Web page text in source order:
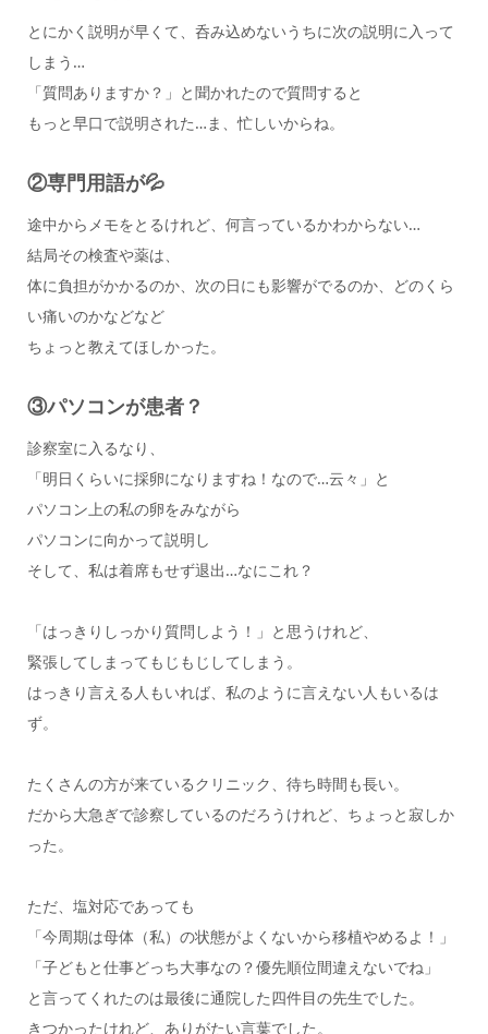
とにかく説明が早くて、呑み込めないうちに次の説明に入って
しまう…
「質問ありますか？」と聞かれたので質問すると
もっと早口で説明された…ま、忙しいからね。
②専門用語が💦
途中からメモをとるけれど、何言っているかわからない…
結局その検査や薬は、
体に負担がかかるのか、次の日にも影響がでるのか、どのくら
い痛いのかなどなど
ちょっと教えてほしかった。
③パソコンが患者？
診察室に入るなり、
「明日くらいに採卵になりますね！なので…云々」と
パソコン上の私の卵をみながら
パソコンに向かって説明し
そして、私は着席もせず退出…なにこれ？
「はっきりしっかり質問しよう！」と思うけれど、
緊張してしまってもじもじしてしまう。
はっきり言える人もいれば、私のように言えない人もいるは
ず。
たくさんの方が来ているクリニック、待ち時間も長い。
だから大急ぎで診察しているのだろうけれど、ちょっと寂しか
った。
ただ、塩対応であっても
「今周期は母体（私）の状態がよくないから移植やめるよ！」
「子どもと仕事どっち大事なの？優先順位間違えないでね」
と言ってくれたのは最後に通院した四件目の先生でした。
きつかったけれど、ありがたい言葉でした。